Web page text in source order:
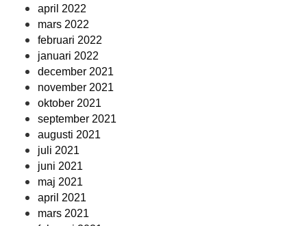
april 2022
mars 2022
februari 2022
januari 2022
december 2021
november 2021
oktober 2021
september 2021
augusti 2021
juli 2021
juni 2021
maj 2021
april 2021
mars 2021